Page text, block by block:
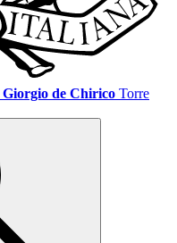
Giorgio de Chirico Torre